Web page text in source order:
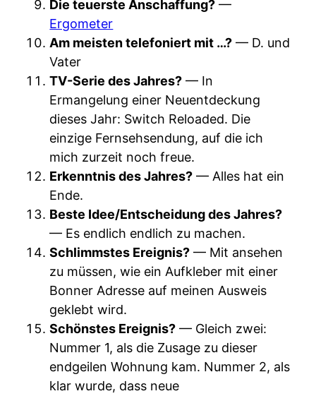
Die teuerste Anschaffung? —
Ergometer
Am meisten telefoniert mit …? — D. und
Vater
TV-Serie des Jahres? — In
Ermangelung einer Neuentdeckung
dieses Jahr: Switch Reloaded. Die
einzige Fernsehsendung, auf die ich
mich zurzeit noch freue.
Erkenntnis des Jahres? — Alles hat ein
Ende.
Beste Idee/Entscheidung des Jahres?
— Es endlich endlich zu machen.
Schlimmstes Ereignis? — Mit ansehen
zu müssen, wie ein Aufkleber mit einer
Bonner Adresse auf meinen Ausweis
geklebt wird.
Schönstes Ereignis? — Gleich zwei:
Nummer 1, als die Zusage zu dieser
endgeilen Wohnung kam. Nummer 2, als
klar wurde, dass neue